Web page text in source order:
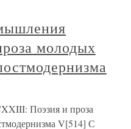
молодых
Поэзия и проза
V[514] С